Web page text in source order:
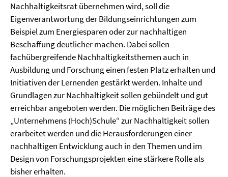
Nachhaltigkeitsrat übernehmen wird, soll die
Eigenverantwortung der Bildungseinrichtungen zum
Beispiel zum Energiesparen oder zur nachhaltigen
Beschaffung deutlicher machen. Dabei sollen
fachübergreifende Nachhaltigkeitsthemen auch in
Ausbildung und Forschung einen festen Platz erhalten und
Initiativen der Lernenden gestärkt werden. Inhalte und
Grundlagen zur Nachhaltigkeit sollen gebündelt und gut
erreichbar angeboten werden. Die möglichen Beiträge des
„Unternehmens (Hoch)Schule“ zur Nachhaltigkeit sollen
erarbeitet werden und die Herausforderungen einer
nachhaltigen Entwicklung auch in den Themen und im
Design von Forschungsprojekten eine stärkere Rolle als
bisher erhalten.